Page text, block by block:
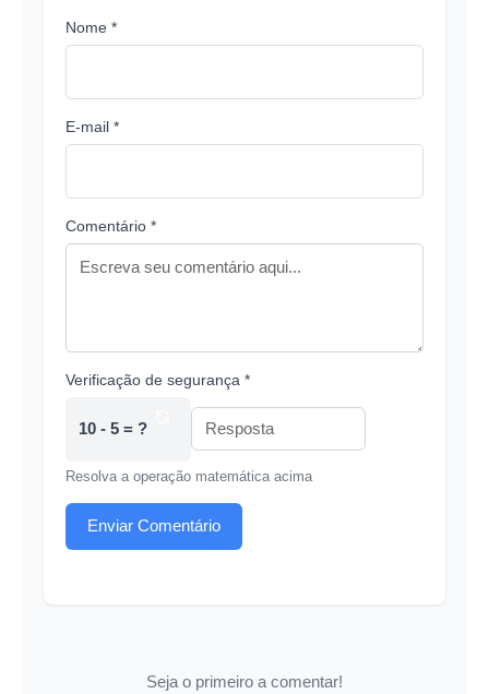
Nome *
E-mail *
Comentário *
Verificação de segurança *
10 - 5 = ?
Resolva a operação matemática acima
Enviar Comentário
Seja o primeiro a comentar!